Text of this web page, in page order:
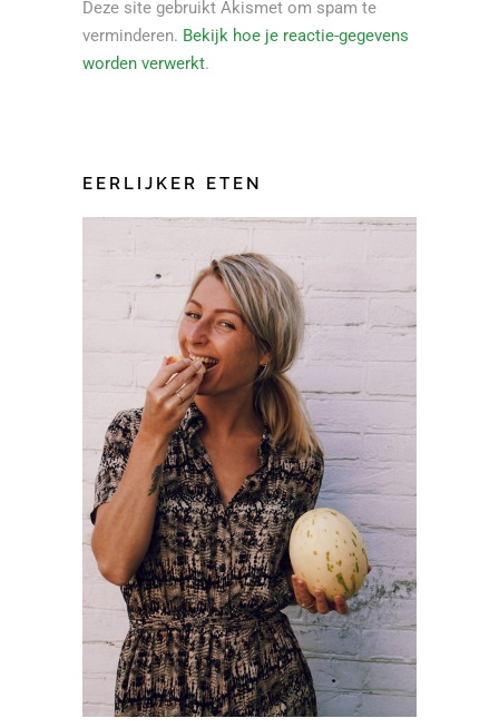
Deze site gebruikt Akismet om spam te
verminderen. Bekijk hoe je reactie-gegevens
worden verwerkt.
EERLIJKER ETEN